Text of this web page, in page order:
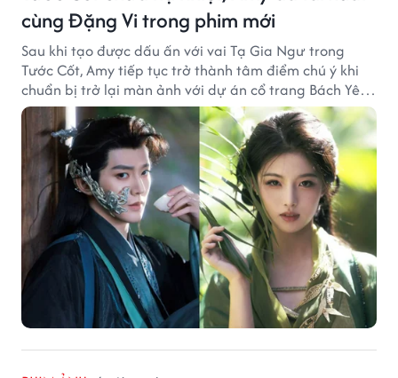
cùng Đặng Vi trong phim mới
Sau khi tạo được dấu ấn với vai Tạ Gia Ngư trong
Tước Cốt, Amy tiếp tục trở thành tâm điểm chú ý khi
chuẩn bị trở lại màn ảnh với dự án cổ trang Bách Yêu
Phổ.